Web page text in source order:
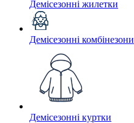
Демісезонні жилетки
Демісезонні комбінезони
Демісезонні куртки